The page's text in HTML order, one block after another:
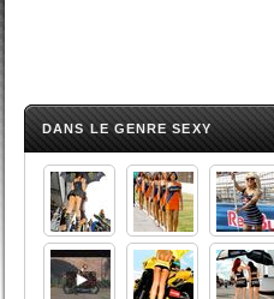
DANS LE GENRE SEXY